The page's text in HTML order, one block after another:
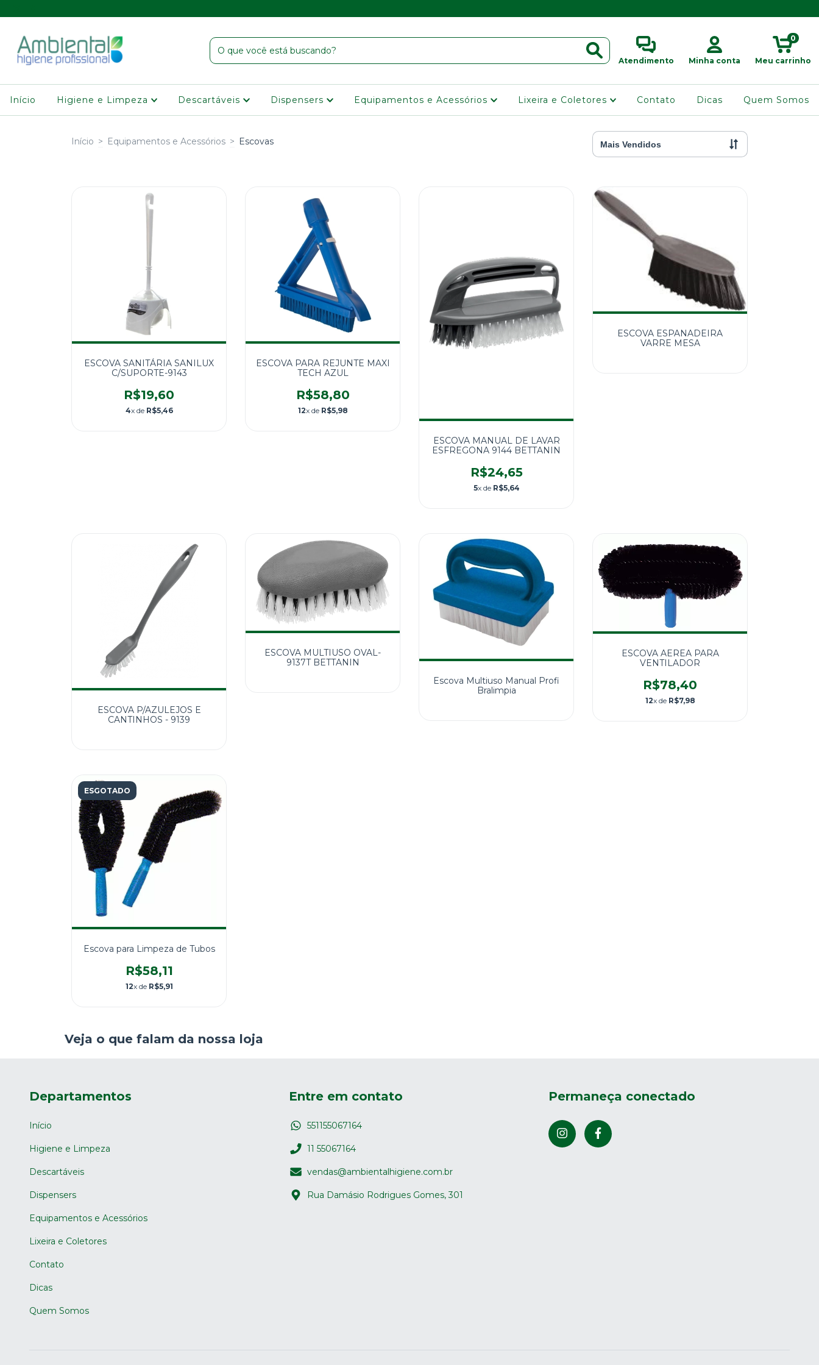
Atendimento Minha conta Meu carrinho
0
Início Higiene e Limpeza Descartáveis Dispensers Equipamentos e Acessórios Lixeira e Coletores Contato Dicas Quem Somos
Início > Equipamentos e Acessórios > Escovas
ESCOVA SANITÁRIA SANILUX
C/SUPORTE-9143
R$19,60
4x de R$5,46
ESCOVA PARA REJUNTE MAXI
TECH AZUL
R$58,80
12x de R$5,98
ESCOVA MANUAL DE LAVAR
ESFREGONA 9144 BETTANIN
R$24,65
5x de R$5,64
ESCOVA ESPANADEIRA
VARRE MESA
ESCOVA P/AZULEJOS E
CANTINHOS - 9139
ESCOVA MULTIUSO OVAL-
9137T BETTANIN
Escova Multiuso Manual Profi
Bralimpia
ESCOVA AEREA PARA
VENTILADOR
R$78,40
12x de R$7,98
ESGOTADO
Escova para Limpeza de Tubos
R$58,11
12x de R$5,91
Veja o que falam da nossa loja
Departamentos
Início
Higiene e Limpeza
Descartáveis
Dispensers
Equipamentos e Acessórios
Lixeira e Coletores
Contato
Dicas
Quem Somos
Entre em contato
551155067164
11 55067164
vendas@ambientalhigiene.com.br
Rua Damásio Rodrigues Gomes, 301
Permaneça conectado